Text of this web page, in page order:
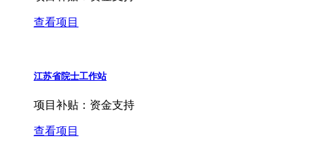
查看项目
江苏省院士工作站
项目补贴： 资金支持
查看项目